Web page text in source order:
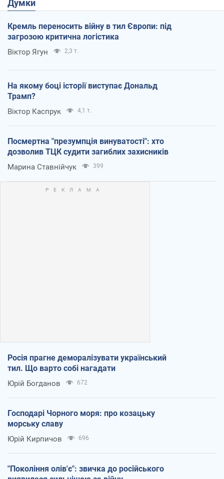
Думки
Кремль переносить війну в тил Європи: під
загрозою критична логістика
Віктор Ягун 2,3 т.
На якому боці історії виступає Дональд
Трамп?
Віктор Каспрук 4,1 т.
Посмертна "презумпція винуватості": хто
дозволив ТЦК судити загиблих захисників
Марина Ставнійчук 399
Росія прагне деморалізувати український
тил. Що варто собі нагадати
Юрій Богданов 672
Господарі Чорного моря: про козацьку
морську славу
Юрій Кирпичов 696
"Покоління олів'є": звичка до російського